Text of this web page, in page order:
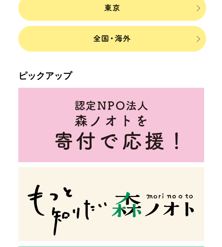
ピックアップ